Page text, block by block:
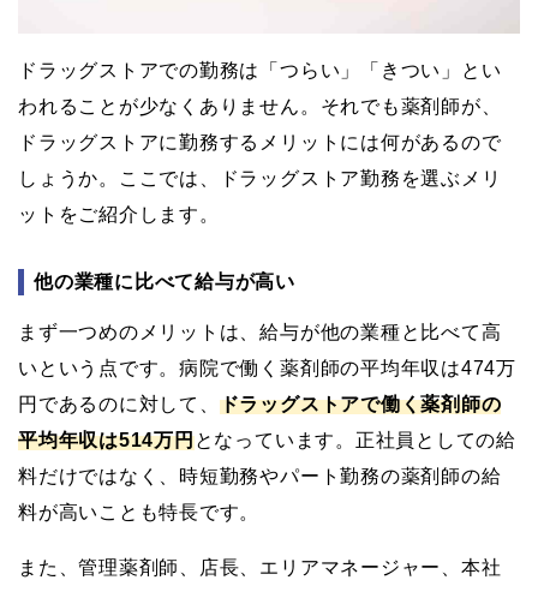
ドラッグストアでの勤務は「つらい」「きつい」とい
われることが少なくありません。それでも薬剤師が、
ドラッグストアに勤務するメリットには何があるので
しょうか。ここでは、ドラッグストア勤務を選ぶメリ
ットをご紹介します。
他の業種に比べて給与が高い
まず一つめのメリットは、給与が他の業種と比べて高
いという点です。病院で働く薬剤師の平均年収は474万
円であるのに対して、 ドラッグストアで働く薬剤師の
平均年収は514万円となっています。正社員としての給
料だけではなく、時短勤務やパート勤務の薬剤師の給
料が高いことも特長です。
また、管理薬剤師、店長、エリアマネージャー、本社